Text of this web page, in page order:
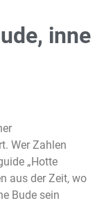
inne
Wer Zahlen
„Hotte
aus der Zeit, wo
Bude sein